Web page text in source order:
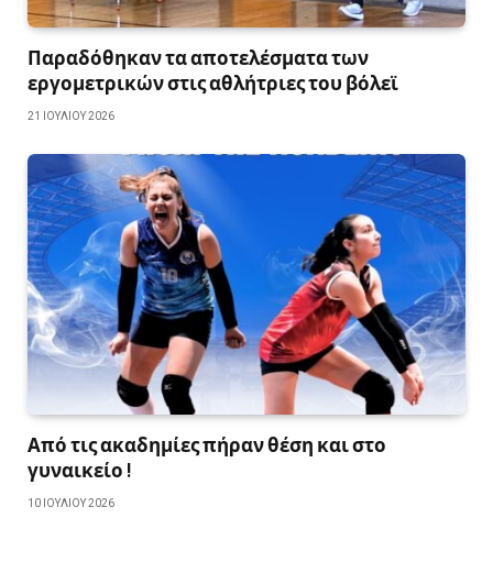
Παραδόθηκαν τα αποτελέσματα των
εργομετρικών στις αθλήτριες του βόλεϊ
21 ΙΟΥΛΊΟΥ 2026
Από τις ακαδημίες πήραν θέση και στο
γυναικείο !
10 ΙΟΥΛΊΟΥ 2026